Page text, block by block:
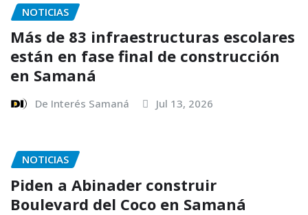
NOTICIAS
Más de 83 infraestructuras escolares
están en fase final de construcción
en Samaná
De Interés Samaná Jul 13, 2026
NOTICIAS
Piden a Abinader construir
Boulevard del Coco en Samaná